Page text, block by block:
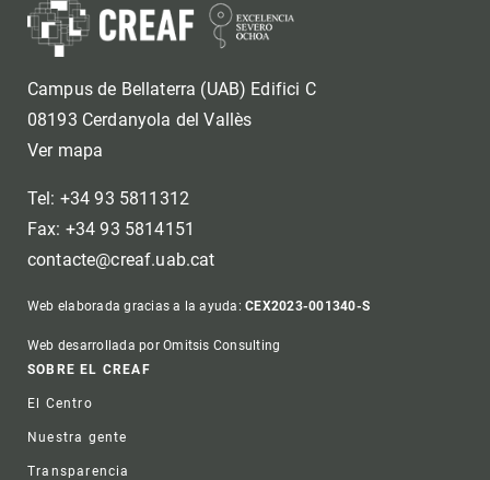
Campus de Bellaterra (UAB) Edifici C
08193 Cerdanyola del Vallès
Ver mapa
Tel: +34 93 5811312
Fax: +34 93 5814151
contacte@creaf.uab.cat
Web elaborada gracias a la ayuda:CEX2023-001340-S
Web desarrollada por Omitsis Consulting
Footer
SOBRE EL CREAF
El Centro
Nuestra gente
Transparencia